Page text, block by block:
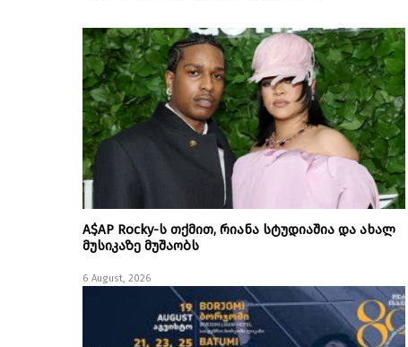
A$AP Rocky-ს თქმით, რიანა სტუდიაშია და ახალ
მუსიკაზე მუშაობს
6 August, 2026